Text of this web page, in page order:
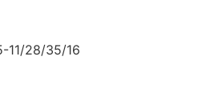
28/35/16